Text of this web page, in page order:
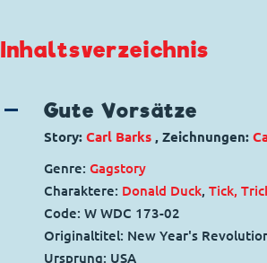
Inhaltsverzeichnis
Gute Vorsätze
Story: Carl Barks, Zeichnungen:
Genre: Gagstory
Charaktere: Donald Duck, Tick,
Code: W WDC 173-02
Originaltitel: New Year's
Ursprung: USA